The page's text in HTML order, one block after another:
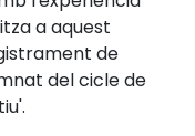
a aquest
de
del cicle de